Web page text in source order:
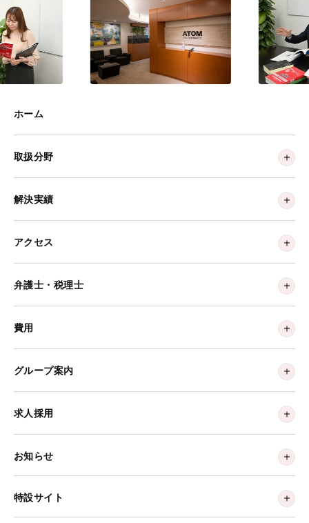
ホーム
取扱分野
解決実績
アクセス
弁護士・税理士
費用
グループ案内
求人採用
お知らせ
特設サイト